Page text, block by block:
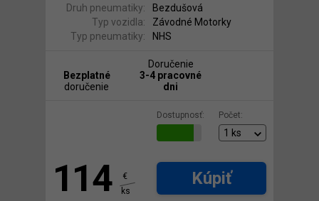
Druh pneumatiky:
Bezdušová
Typ vozidla:
Závodné Motorky
Typ pneumatiky:
NHS
Bezplatné
doručenie
Doručenie
3-4 pracovné
dni
Dostupnosť: Počet:
114
€
ks
Kúpiť